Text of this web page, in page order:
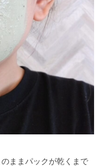
ままパックが乾くまで